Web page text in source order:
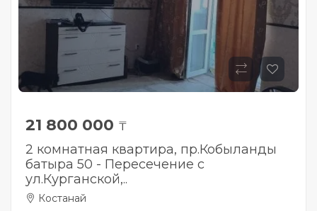
21 800 000 ₸
2 комнатная квартира, пр.Кобыланды
батыра 50 - Пересечение с
ул.Курганской,..
Костанай